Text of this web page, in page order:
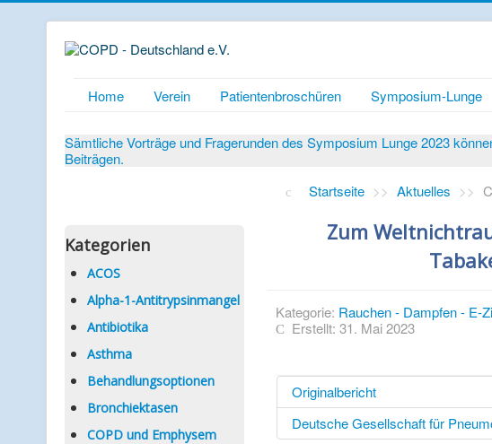
Home Verein Patientenbroschüren Symposium-Lunge
Sämtliche Vorträge und Fragerunden des Symposium Lunge 2023
Beiträgen.
Kategorien
ACOS
Alpha-1-Antitrypsinmangel
Antibiotika
Asthma
Behandlungsoptionen
Bronchiektasen
COPD und Emphysem
Startseite >> Aktuelles >>
Zum
Kategorie: Rauchen - Dampfen - E-
Erstellt: 31. Mai 2023
Originalbericht
Deutsche Gesellschaft für